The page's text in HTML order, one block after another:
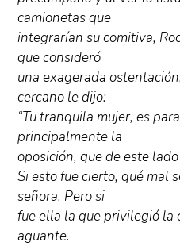
camionetas que
integrarían su comitiva,
que consideró
una exagerada
cercano le dijo:
“Tu tranquila mujer, es
principalmente la
oposición, que de este
Si esto fue cierto, qué mal
señora. Pero si
fue ella la que privilegió la
aguante.